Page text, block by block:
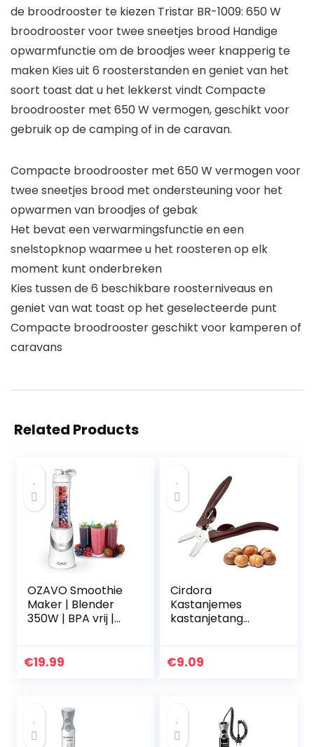
de broodrooster te kiezen Tristar BR-1009: 650 W
broodrooster voor twee sneetjes brood Handige
opwarmfunctie om de broodjes weer knapperig te
maken Kies uit 6 roosterstanden en geniet van het
soort toast dat u het lekkerst vindt Compacte
broodrooster met 650 W vermogen, geschikt voor
gebruik op de camping of in de caravan.
Compacte broodrooster met 650 W vermogen voor
twee sneetjes brood met ondersteuning voor het
opwarmen van broodjes of gebak
Het bevat een verwarmingsfunctie en een
snelstopknop waarmee u het roosteren op elk
moment kunt onderbreken
Kies tussen de 6 beschikbare roosterniveaus en
geniet van wat toast op het geselecteerde punt
Compacte broodrooster geschikt voor kamperen of
caravans
Related Products
OZAVO Smoothie
Maker | Blender
350W | BPA vrij |
draagbaar | 4
€19.99
Cirdora
Kastanjemes
kastanjetang
metaal
keukengereedsch
ap
€9.09